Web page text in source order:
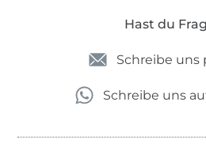
Hast du
Schreibe uns
Schreibe uns